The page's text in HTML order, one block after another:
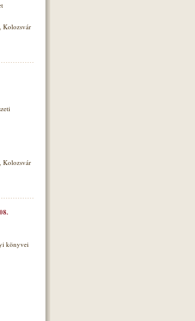
Kolozsvár
Kolozsvár
könyvei